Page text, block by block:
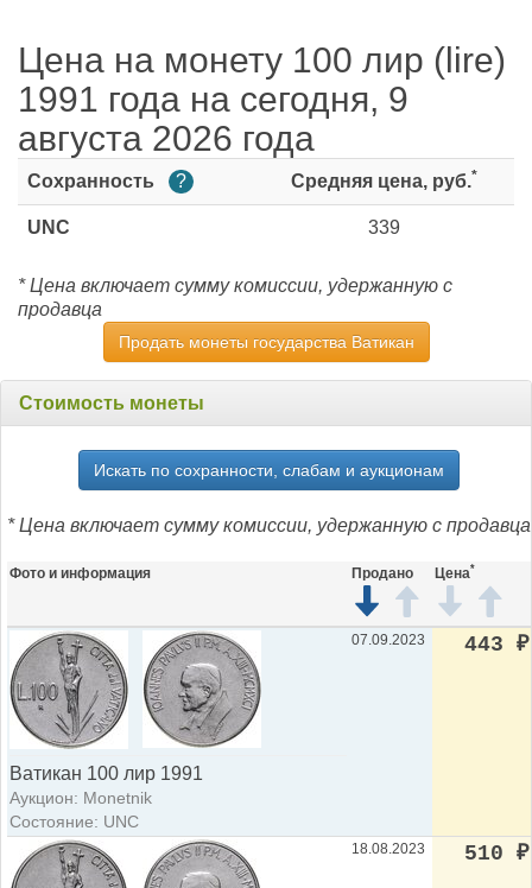
Цена на монету 100 лир (lire)
1991 года на сегодня, 9
августа 2026 года
Сохранность ? Средняя цена, руб.*
UNC 339
* Цена включает сумму комиссии, удержанную с
продавца
Продать монеты государства Ватикан
Стоимость монеты
Искать по сохранности, слабам и аукционам
* Цена включает сумму комиссии, удержанную с продавца
Фото и информация Продано Цена*
Ватикан 100 лир 1991
Аукцион: Monetnik
Состояние: UNC
07.09.2023 443 ₽
18.08.2023 510 ₽